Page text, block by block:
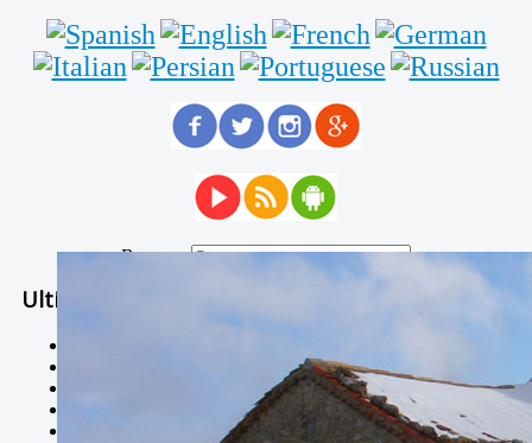
Buscar...
Ultimas Noticias
La estación de esquí de Javalambre abrirán este sábado
Larga vida a las escuelas